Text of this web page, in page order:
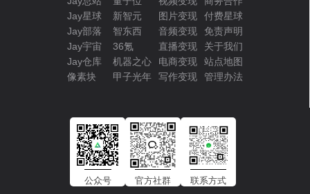
Jay星球
Jay部落
Jay宇宙
Jay仓库
像素块
新智元
智东西
36氪
机器之心
甲子光年
图片变现
音频变现
直播变现
电商变现
写作变现
付费星球
免责声明
关于我们
站点地图
管理办法
公众号 官方社群 联系方式